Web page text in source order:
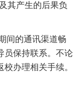
其产生的后果负
间的通讯渠道畅
员保持联系。不论
办理相关手续。